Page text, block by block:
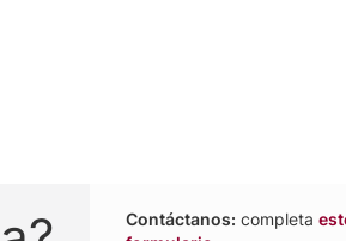
Contáctanos: completa